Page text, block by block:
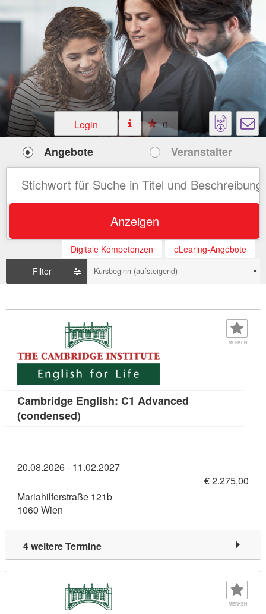
Login 0
Angebote Veranstalter
Anzeigen
Digitale Kompetenzen
eLearing-Angebote
Filter
Kursbeginn (aufsteigend)
MERKEN
Cambridge English: C1 Advanced
(condensed)
20.08.2026 - 11.02.2027
€ 2.275,00
Mariahilferstraße 121b
1060 Wien
4 weitere Termine
MERKEN